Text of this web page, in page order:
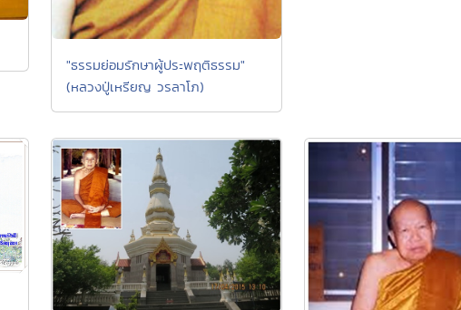
"ธรรมย่อมรักษาผู้ประพฤติธรรม"
(หลวงปู่เหรียญ วรลาโภ)